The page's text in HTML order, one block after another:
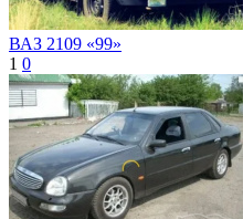
ВАЗ 2109 «99»
1 0